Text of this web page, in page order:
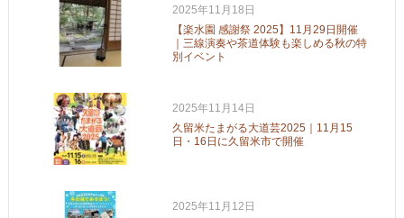
2025年11月18日
【楽水園 感謝祭 2025】11月29日開催
｜三線演奏や茶道体験も楽しめる秋の特
別イベント
2025年11月14日
久留米たまがる大道芸2025｜11月15
日・16日に久留米市で開催
2025年11月12日